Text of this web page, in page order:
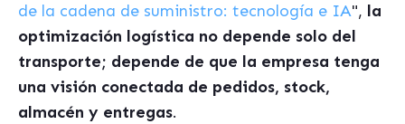
de la cadena de suministro: tecnología e IA", la
optimización logística no depende solo del
transporte; depende de que la empresa tenga
una visión conectada de pedidos, stock,
almacén y entregas.